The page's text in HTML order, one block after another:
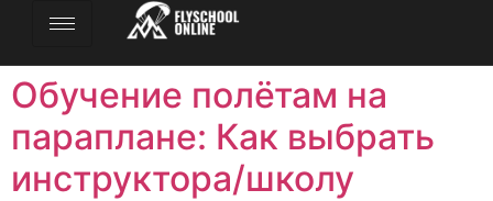
Обучение полётам на
параплане: Как выбрать
инструктора/школу